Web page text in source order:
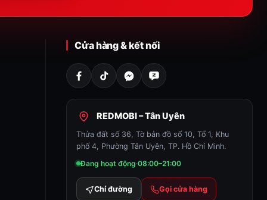
Cửa hàng & kết nối
REDMOBI – Tân Uyên
Thửa đất số 36, Tờ bản đồ số 10, Tổ 1, Khu
phố 4, Phường Tân Uyên, TP. Hồ Chí Minh.
Đang hoạt động·08:00–21:00
Chỉ đường Gọi cửa hàng